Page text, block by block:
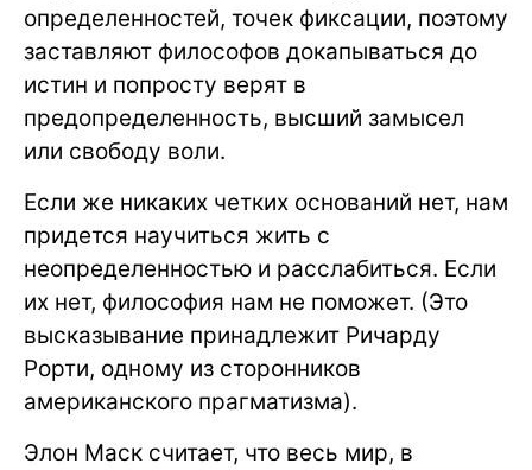
определенностей, точек фиксации, поэтому
заставляют философов докапываться до
истин и попросту верят в
предопределенность, высший замысел
или свободу воли.
Если же никаких четких оснований нет, нам
придется научиться жить с
неопределенностью и расслабиться. Если
их нет, философия нам не поможет. (Это
высказывание принадлежит Ричарду
Рорти, одному из сторонников
американского прагматизма).
Элон Маcк считает, что весь мир, в